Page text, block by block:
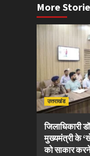
More
उत्तराखंड
जिलाधिकारी
मुख्यमंत्री के
को साकार करने